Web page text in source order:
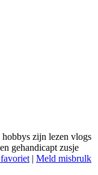
zijn lezen vlogs
gehandicapt zusje
| Meld misbrulk